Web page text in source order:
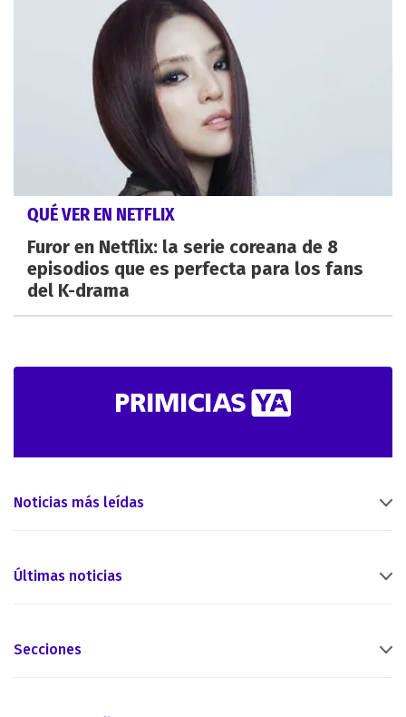
QUÉ VER EN NETFLIX
Furor en Netflix: la serie coreana de 8
episodios que es perfecta para los fans
del K-drama
Noticias más leídas
Últimas noticias
Secciones